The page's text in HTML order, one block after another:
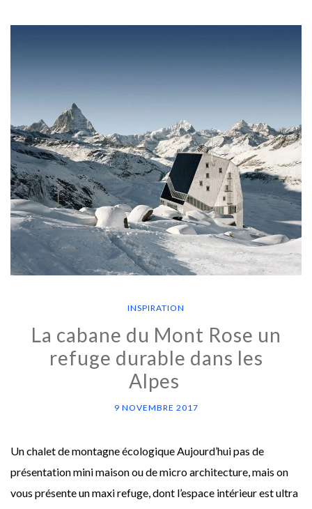
INSPIRATION
La cabane du Mont Rose un
refuge durable dans les
Alpes
9 NOVEMBRE 2017
Un chalet de montagne écologique Aujourd’hui pas de
présentation mini maison ou de micro architecture, mais on
vous présente un maxi refuge, dont l’espace intérieur est ultra